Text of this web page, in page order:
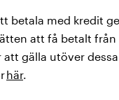
betala med kredit
att få betalt
gälla utöver
här.